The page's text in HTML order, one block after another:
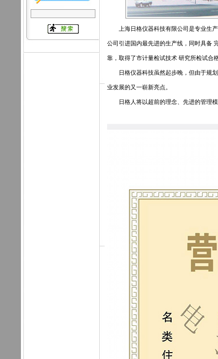
上海日格仪器科技有限公司是专业生产
公司引进国内最先进的生产线，同时具备
靠，取得了市计量检试技术 研究所检试合
日格仪器科技虽然起步晚，但由于规划
业发展的又一崭新亮点。
日格人将以超前的理念、先进的管理模